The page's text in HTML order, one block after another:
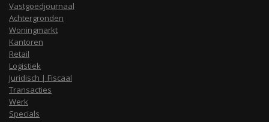
Vastgoedjournaal
Achtergronden
Woningmarkt
Kantoren
Retail
Logistiek
Juridisch | Fiscaal
Transacties
Werk
Specials